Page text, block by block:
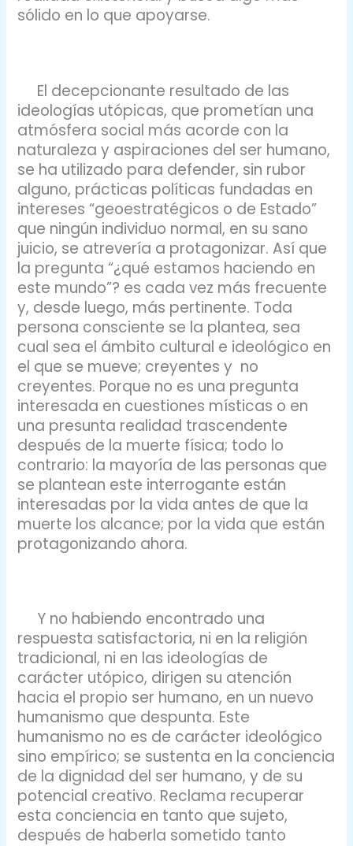
sólido en lo que apoyarse.
El decepcionante resultado de las
ideologías utópicas, que prometían una
atmósfera social más acorde con la
naturaleza y aspiraciones del ser humano,
se ha utilizado para defender, sin rubor
alguno, prácticas políticas fundadas en
intereses “geoestratégicos o de Estado”
que ningún individuo normal, en su sano
juicio, se atrevería a protagonizar. Así que
la pregunta “¿qué estamos haciendo en
este mundo”? es cada vez más frecuente
y, desde luego, más pertinente. Toda
persona consciente se la plantea, sea
cual sea el ámbito cultural e ideológico en
el que se mueve; creyentes y no
creyentes. Porque no es una pregunta
interesada en cuestiones místicas o en
una presunta realidad trascendente
después de la muerte física; todo lo
contrario: la mayoría de las personas que
se plantean este interrogante están
interesadas por la vida antes de que la
muerte los alcance; por la vida que están
protagonizando ahora.
Y no habiendo encontrado una
respuesta satisfactoria, ni en la religión
tradicional, ni en las ideologías de
carácter utópico, dirigen su atención
hacia el propio ser humano, en un nuevo
humanismo que despunta. Este
humanismo no es de carácter ideológico
sino empírico; se sustenta en la conciencia
de la dignidad del ser humano, y de su
potencial creativo. Reclama recuperar
esta conciencia en tanto que sujeto,
después de haberla sometido tanto